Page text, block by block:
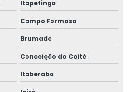
Itapetinga
Campo Formoso
Brumado
Conceição do Coité
Itaberaba